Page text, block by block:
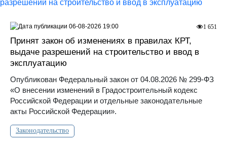
Принят закон об изменениях в правилах КРТ,
выдаче разрешений на строительство и ввод в
эксплуатацию
Опубликован Федеральный закон от 04.08.2026 № 299-ФЗ
«О внесении изменений в Градостроительный кодекс
Российской Федерации и отдельные законодательные
акты Российской Федерации».
Законодательство
1 651
06-08-2026 19:00